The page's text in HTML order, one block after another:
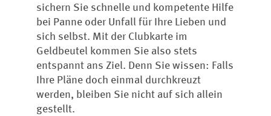
sichern Sie schnelle und kompetente Hilfe
bei Panne oder Unfall für Ihre Lieben und
sich selbst. Mit der Clubkarte im
Geldbeutel kommen Sie also stets
entspannt ans Ziel. Denn Sie wissen: Falls
Ihre Pläne doch einmal durchkreuzt
werden, bleiben Sie nicht auf sich allein
gestellt.